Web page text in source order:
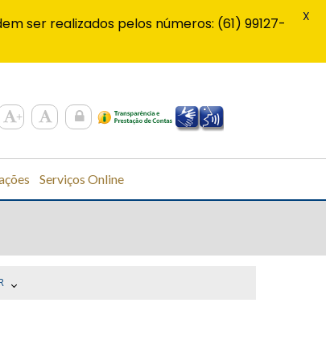
Serviços Online
ser realizados pelos números: (61) 99127-
X